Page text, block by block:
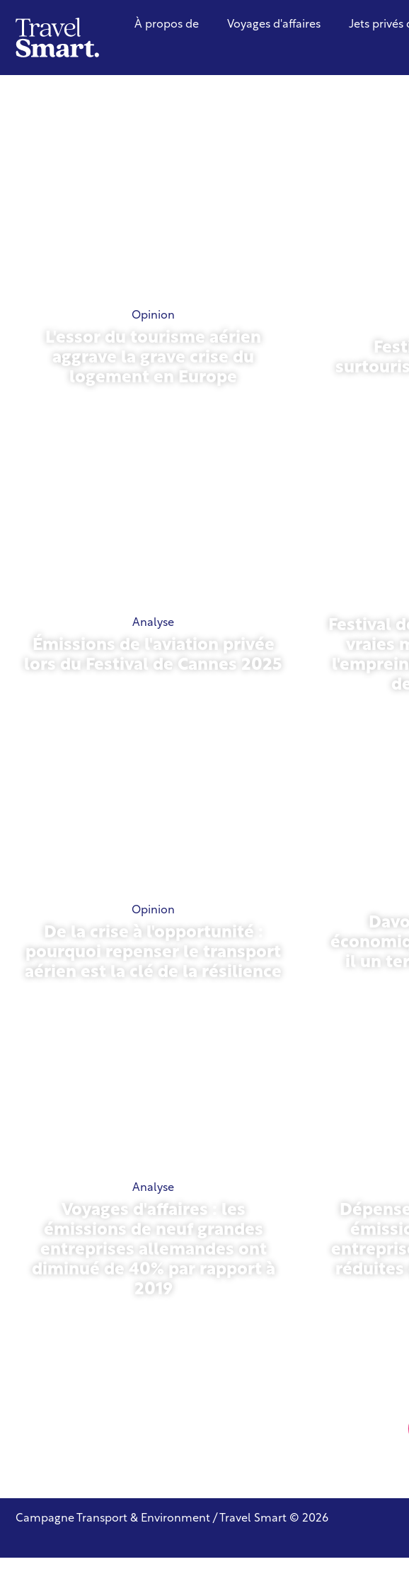
À propos de Voyages d'affaires Jets privés
Opinion
L'essor du tourisme aérien
aggrave la grave crise du
logement en Europe
Analyse
Émissions de l'aviation privée
lors du Festival de Cannes 2025
Festival
vraies
Opinion
De la crise à l'opportunité :
pourquoi repenser le transport
aérien est la clé de la résilience
il un
Analyse
Voyages d'affaires : les
émissions de neuf grandes
entreprises allemandes ont
diminué de 40% par rapport à
2019
réduites
Campagne Transport & Environment / Travel Smart © 2026